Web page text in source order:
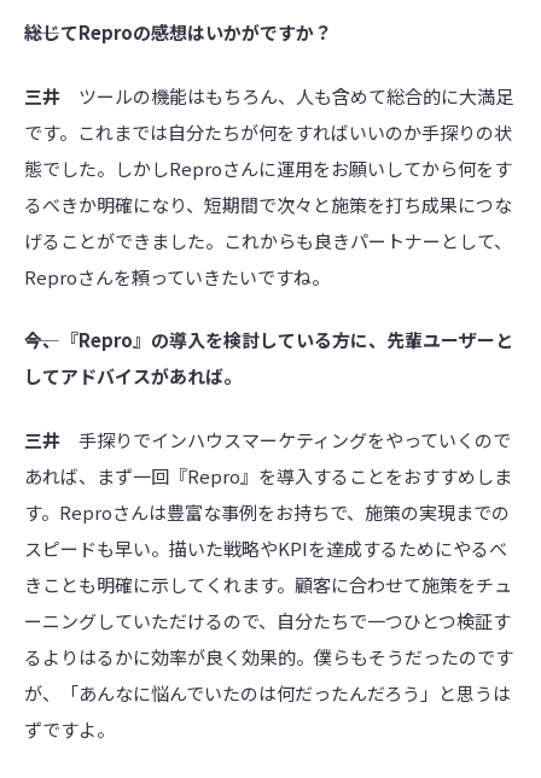
――総じてReproの感想はいかがですか？
三井 ツールの機能はもちろん、人も含めて総合的に大満足
です。これまでは自分たちが何をすればいいのか手探りの状
態でした。しかしReproさんに運用をお願いしてから何をす
るべきか明確になり、短期間で次々と施策を打ち成果につな
げることができました。これからも良きパートナーとして、
Reproさんを頼っていきたいですね。
――今、『Repro』の導入を検討している方に、先輩ユーザーと
してアドバイスがあれば。
三井 手探りでインハウスマーケティングをやっていくので
あれば、まず一回『Repro』を導入することをおすすめしま
す。Reproさんは豊富な事例をお持ちで、施策の実現までの
スピードも早い。描いた戦略やKPIを達成するためにやるべ
きことも明確に示してくれます。顧客に合わせて施策をチュ
ーニングしていただけるので、自分たちで一つひとつ検証す
るよりはるかに効率が良く効果的。僕らもそうだったのです
が、「あんなに悩んでいたのは何だったんだろう」と思うは
ずですよ。